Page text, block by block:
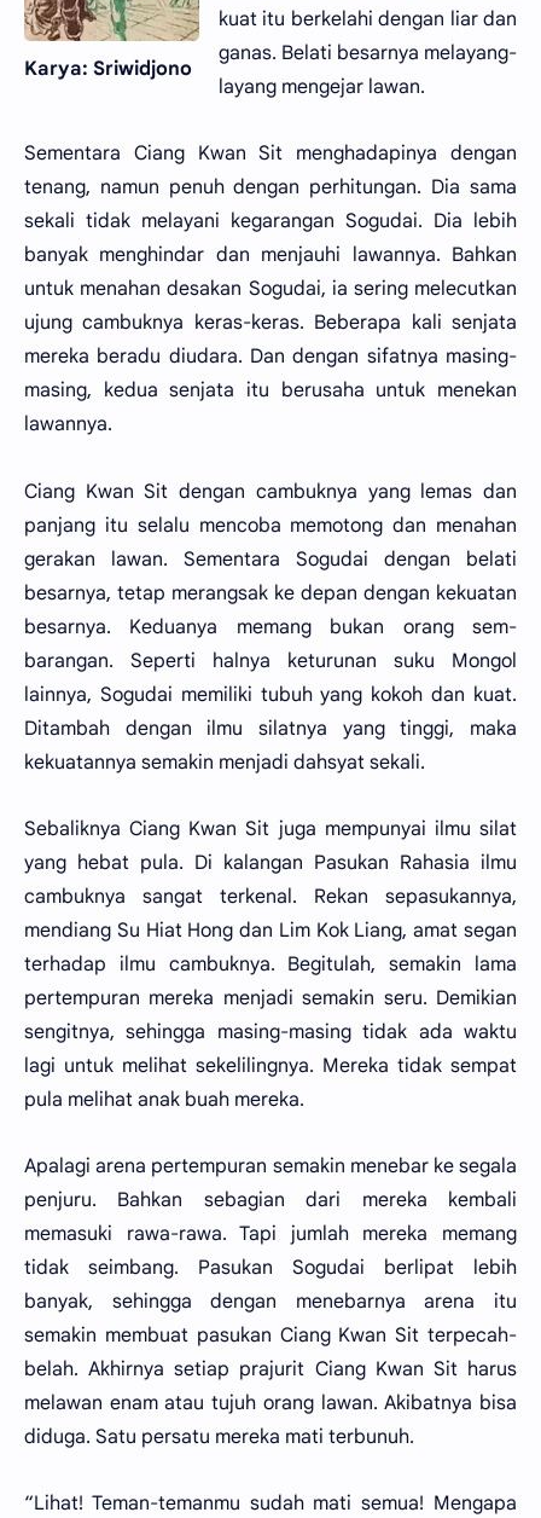
Karya: Sriwidjono
kuat itu berkelahi dengan liar dan
ganas. Belati besarnya melayang-
layang mengejar lawan.
Sementara Ciang Kwan Sit menghadapinya dengan
tenang, namun penuh dengan perhitungan. Dia sama
sekali tidak melayani kegarangan Sogudai. Dia lebih
banyak menghindar dan menjauhi lawannya. Bahkan
untuk menahan desakan Sogudai, ia sering melecutkan
ujung cambuknya keras-keras. Beberapa kali senjata
mereka beradu diudara. Dan dengan sifatnya masing-
masing, kedua senjata itu berusaha untuk menekan
lawannya.
Ciang Kwan Sit dengan cambuknya yang lemas dan
panjang itu selalu mencoba memotong dan menahan
gerakan lawan. Sementara Sogudai dengan belati
besarnya, tetap merangsak ke depan dengan kekuatan
besarnya. Keduanya memang bukan orang sem-
barangan. Seperti halnya keturunan suku Mongol
lainnya, Sogudai memiliki tubuh yang kokoh dan kuat.
Ditambah dengan ilmu silatnya yang tinggi, maka
kekuatannya semakin menjadi dahsyat sekali.
Sebaliknya Ciang Kwan Sit juga mempunyai ilmu silat
yang hebat pula. Di kalangan Pasukan Rahasia ilmu
cambuknya sangat terkenal. Rekan sepasukannya,
mendiang Su Hiat Hong dan Lim Kok Liang, amat segan
terhadap ilmu cambuknya. Begitulah, semakin lama
pertempuran mereka menjadi semakin seru. Demikian
sengitnya, sehingga masing-masing tidak ada waktu
lagi untuk melihat sekelilingnya. Mereka tidak sempat
pula melihat anak buah mereka.
Apalagi arena pertempuran semakin menebar ke segala
penjuru. Bahkan sebagian dari mereka kembali
memasuki rawa-rawa. Tapi jumlah mereka memang
tidak seimbang. Pasukan Sogudai berlipat lebih
banyak, sehingga dengan menebarnya arena itu
semakin membuat pasukan Ciang Kwan Sit terpecah-
belah. Akhirnya setiap prajurit Ciang Kwan Sit harus
melawan enam atau tujuh orang lawan. Akibatnya bisa
diduga. Satu persatu mereka mati terbunuh.
“Lihat! Teman-temanmu sudah mati semua! Mengapa